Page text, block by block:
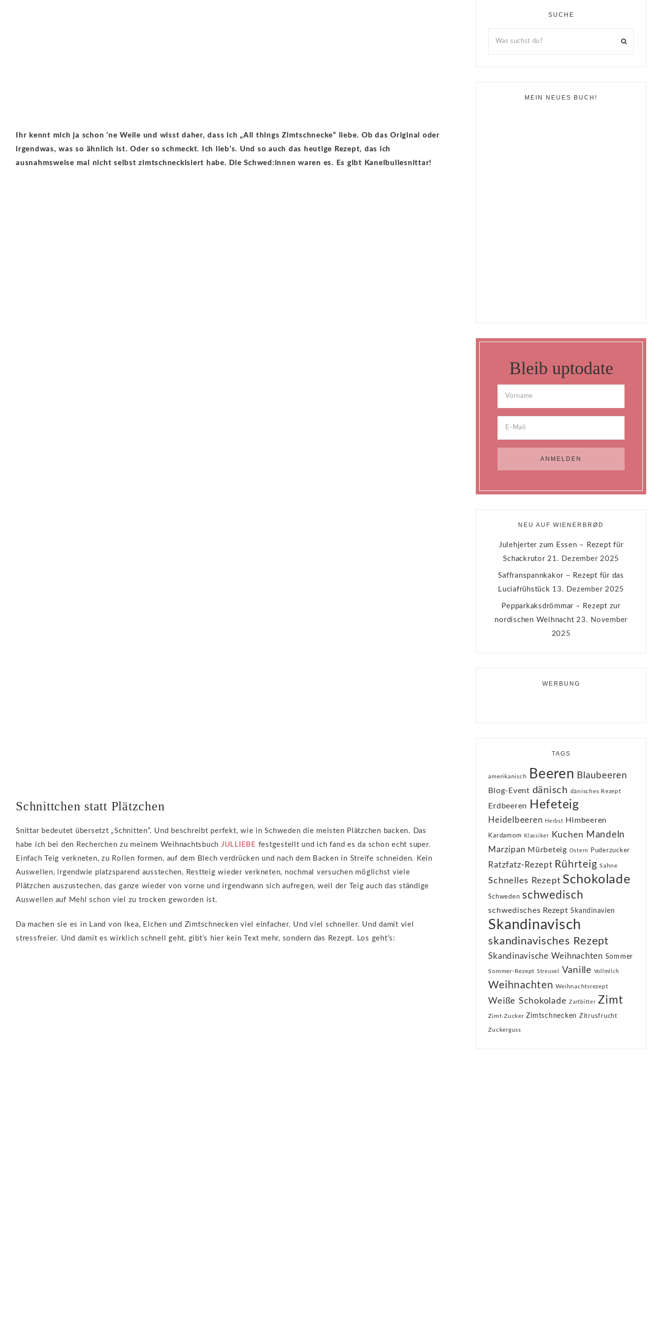
Ihr kennt mich ja schon ’ne Weile und wisst daher, dass ich „All things Zimtschnecke“ liebe. Ob das Original oder
irgendwas, was so ähnlich ist. Oder so schmeckt. Ich lieb’s. Und so auch das heutige Rezept, das ich
ausnahmsweise mal nicht selbst zimtschneckisiert habe. Die Schwed:innen waren es. Es gibt Kanelbullesnittar!
Schnittchen statt Plätzchen
Snittar bedeutet übersetzt „Schnitten“. Und beschreibt perfekt, wie in Schweden die meisten Plätzchen backen. Das
habe ich bei den Recherchen zu meinem Weihnachtsbuch JULLIEBE festgestellt und ich fand es da schon echt super.
Einfach Teig verkneten, zu Rollen formen, auf dem Blech verdrücken und nach dem Backen in Streife schneiden. Kein
Auswellen, irgendwie platzsparend ausstechen, Restteig wieder verkneten, nochmal versuchen möglichst viele
Plätzchen auszustechen, das ganze wieder von vorne und irgendwann sich aufregen, weil der Teig auch das ständige
Auswellen auf Mehl schon viel zu trocken geworden ist.
Da machen sie es in Land von Ikea, Elchen und Zimtschnecken viel einfacher. Und viel schneller. Und damit viel
stressfreier. Und damit es wirklich schnell geht, gibt’s hier kein Text mehr, sondern das Rezept. Los geht’s:
SUCHE
MEIN NEUES BUCH!
Bleib uptodate
NEU AUF WIENERBRØD
Julehjerter zum Essen – Rezept für
Schackrutor 21. Dezember 2025
Saffranspannkakor – Rezept für das
Luciafrühstück 13. Dezember 2025
Pepparkaksdrömmar – Rezept zur
nordischen Weihnacht 23. November
2025
WERBUNG
TAGS
amerikanisch Beeren Blaubeeren
Blog-Event dänisch dänisches Rezept
Erdbeeren Hefeteig
Heidelbeeren Herbst Himbeeren
Kardamom Klassiker Kuchen Mandeln
Marzipan Mürbeteig Ostern Puderzucker
Ratzfatz-Rezept Rührteig Sahne
Schnelles Rezept Schokolade
Schweden schwedisch
schwedisches Rezept Skandinavien
Skandinavisch
skandinavisches Rezept
Skandinavische Weihnachten Sommer
Sommer-Rezept Streusel Vanille Vollmilch
Weihnachten Weihnachtsrezept
Weiße Schokolade Zartbitter Zimt
Zimt-Zucker Zimtschnecken Zitrusfrucht
Zuckerguss